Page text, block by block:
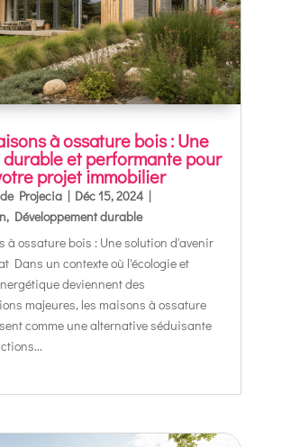
à ossature bois : Une
et performante pour
projet immobilier
Projecia| Déc 15, 2024|
, Développement durable
à ossature bois : Une solution d'avenir
Dans un contexte où l'écologie et
deviennent des
majeures, les maisons à ossature
comme une alternative séduisante